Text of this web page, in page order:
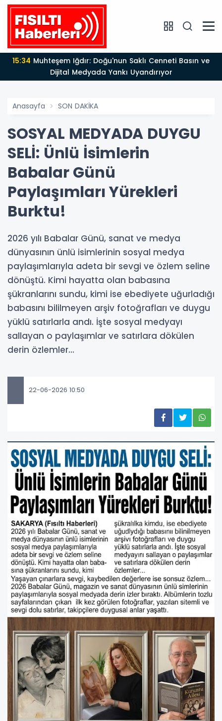
13:24Dünden Bugüne 25 Yıllık Devrim: Türkiye'nin
Kaderini Değiştiren Liderlik ve AK Parti Çağı
Anasayfa SON DAKİKA
SOSYAL MEDYADA DUYGU
SELİ: Ünlü İsimlerin
Babalar Günü
Paylaşımları Yürekleri
Burktu!
2026 yılı Babalar Günü, sanat ve medya
dünyasının ünlü isimlerinin sosyal medya
paylaşımlarıyla adeta bir sevgi ve özlem seline
dönüştü. Kimi hayatta olan babasına
şükranlarını sundu, kimi ise ebediyete uğurladığı
babasını bililmeyen arşiv fotoğrafları ve duygu
yüklü satırlarla andı. İşte sosyal medyayı
sallayan o paylaşımlar ve satırlara dökülen
derin özlemler...
22-06-2026 10:50